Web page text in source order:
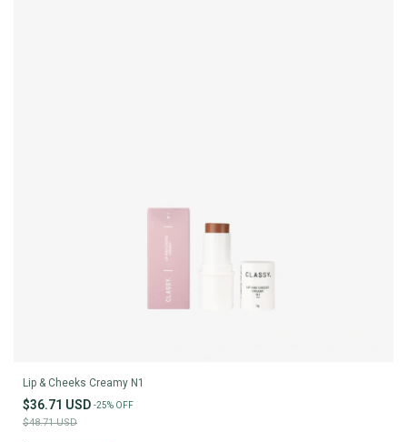
Lip & Cheeks Creamy N1
$36.71 USD -25% OFF
$48.71 USD